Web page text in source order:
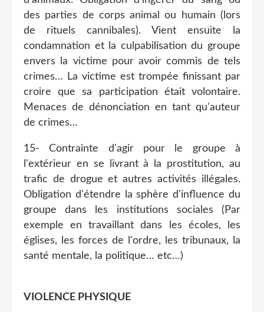
des parties de corps animal ou humain (lors
de rituels cannibales). Vient ensuite la
condamnation et la culpabilisation du groupe
envers la victime pour avoir commis de tels
crimes… La victime est trompée finissant par
croire que sa participation était volontaire.
Menaces de dénonciation en tant qu'auteur
de crimes…
15- Contrainte d'agir pour le groupe à
l'extérieur en se livrant à la prostitution, au
trafic de drogue et autres activités illégales.
Obligation d'étendre la sphère d'influence du
groupe dans les institutions sociales (Par
exemple en travaillant dans les écoles, les
églises, les forces de l'ordre, les tribunaux, la
santé mentale, la politique… etc…)
VIOLENCE PHYSIQUE